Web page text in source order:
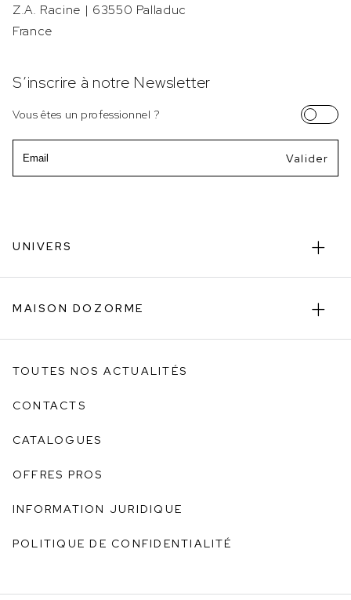
Z.A. Racine | 63550 Palladuc
France
S’inscrire à notre Newsletter
Vous êtes un professionnel ?
UNIVERS
MAISON DOZORME
TOUTES NOS ACTUALITÉS
CONTACTS
CATALOGUES
OFFRES PROS
INFORMATION JURIDIQUE
POLITIQUE DE CONFIDENTIALITÉ